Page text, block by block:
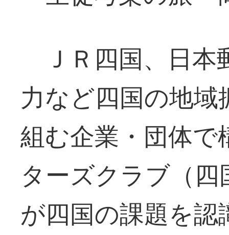
ＪＲ四国、日本
力など四国の地
組む企業・団体
ターズクラブ（
が四国の課題を